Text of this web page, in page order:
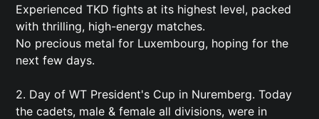
Experienced TKD fights at its highest level, packed
with thrilling, high-energy matches.
No precious metal for Luxembourg, hoping for the
next few days.
2. Day of WT President's Cup in Nuremberg. Today
the cadets, male & female all divisions, were in